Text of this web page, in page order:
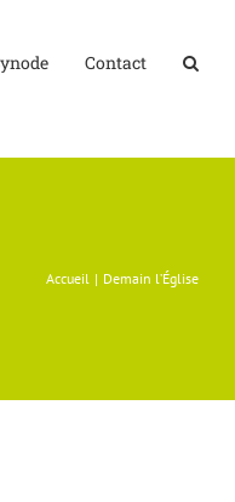
Contact
Accueil Demain l’Église